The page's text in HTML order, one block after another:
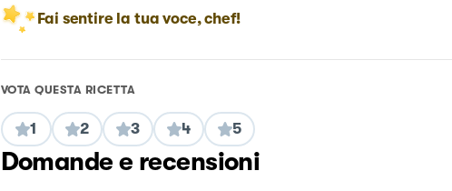
Fai sentire la tua voce, chef!
VOTA QUESTA RICETTA
1 2 3 4 5
Domande e recensioni